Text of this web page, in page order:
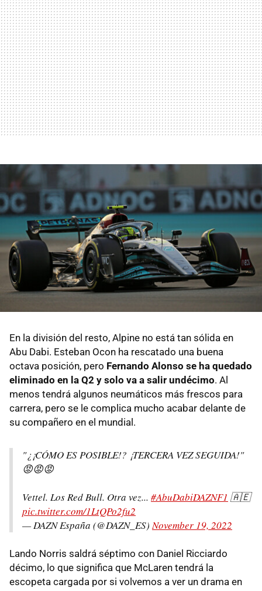
En la división del resto, Alpine no está tan sólida en
Abu Dabi. Esteban Ocon ha rescatado una buena
octava posición, pero Fernando Alonso se ha quedado
eliminado en la Q2 y solo va a salir undécimo. Al
menos tendrá algunos neumáticos más frescos para
carrera, pero se le complica mucho acabar delante de
su compañero en el mundial.
"¿¡CÓMO ES POSIBLE!? ¡TERCERA VEZ SEGUIDA!"
😡😡😡
Vettel. Los Red Bull. Otra vez... #AbuDabiDAZNF1 🇦🇪
pic.twitter.com/1LtQPo2fu2
— DAZN España (@DAZN_ES)November 19, 2022
Lando Norris saldrá séptimo con Daniel Ricciardo
décimo, lo que significa que McLaren tendrá la
escopeta cargada por si volvemos a ver un drama en